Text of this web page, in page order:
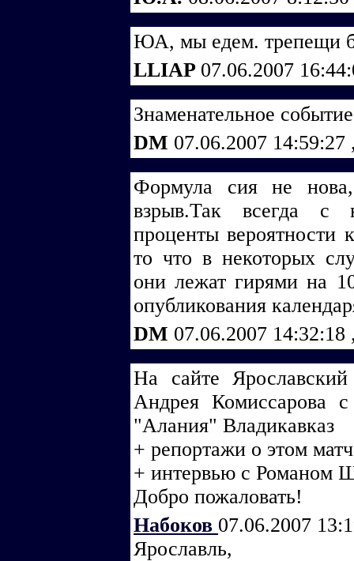
ЮА, мы едем. трепещи
LLIAP 07.06.2007
Знаменательное
DM 07.06.2007 14:59:27
Формула сия не
взрыв.Так всегда с
проценты вероятности
то что в некоторых
они лежат гирями на
опубликования
DM 07.06.2007 14:32:18
На сайте
Андрея Комиссарова
"Алания" Владикавказ
+ репортажи о этом
+ интервью с Романом
Добро пожаловать!
Набоков 07.06.2007
Ярославль,